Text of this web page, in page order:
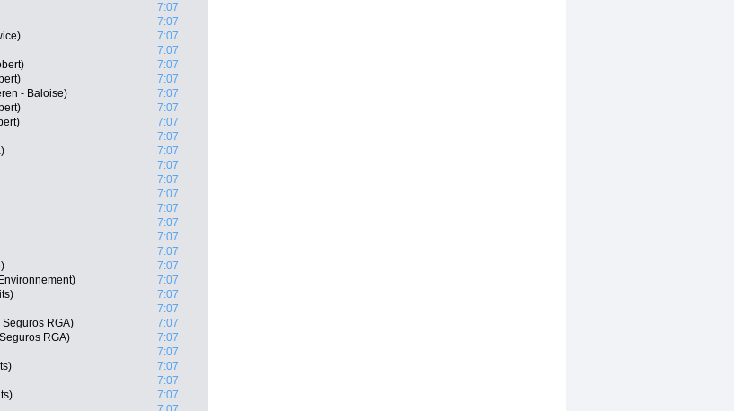
7:07
7:07
7:07
7:07
7:07
7:07
- Baloise)
7:07
7:07
7:07
7:07
7:07
7:07
7:07
7:07
7:07
7:07
7:07
7:07
7:07
7:07
7:07
7:07
RGA)
7:07
RGA)
7:07
7:07
7:07
7:07
7:07